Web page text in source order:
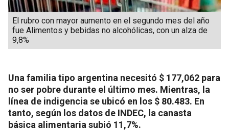
El rubro con mayor aumento en el segundo mes del año
fue Alimentos y bebidas no alcohólicas, con un alza de
9,8%
Una familia tipo argentina necesitó $ 177,062 para
no ser pobre durante el último mes. Mientras, la
línea de indigencia se ubicó en los $ 80.483. En
tanto, según los datos de INDEC, la canasta
básica alimentaria subió 11,7%.